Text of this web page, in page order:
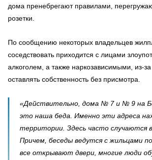
дома пренебрегают правилами,
розетки.
По сообщению некоторых владельцев
соседствовать приходится с лицами
алкоголем, а также наркозависимыми, из-
оставлять собственность без присмотра.
«Действительно, дома № 7 и № 9 на
это наша беда. Именно эти адреса
территории. Здесь часто случаются
Причем, беседы ведутся с жильцами
все открывают двери, многие люди